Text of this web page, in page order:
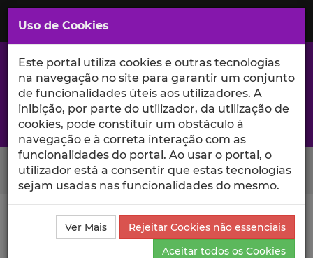
Saltar
para
Conteúdo
Principal
A excelência da investigação e ciência no Iscte
Search Button
Ciência_Iscte Publicações
Descrição Detalhada da
Publicação
Uso de Cookies
Este portal utiliza cookies e outras tecnologias
na navegação no site para garantir um conjunto
de funcionalidades úteis aos utilizadores. A
inibição, por parte do utilizador, da utilização de
cookies, pode constituir um obstáculo à
navegação e à correta interação com as
funcionalidades do portal. Ao usar o portal, o
utilizador está a consentir que estas tecnologias
sejam usadas nas funcionalidades do mesmo.
Ver Mais
Rejeitar Cookies não essenciais
Aceitar todos os Cookies